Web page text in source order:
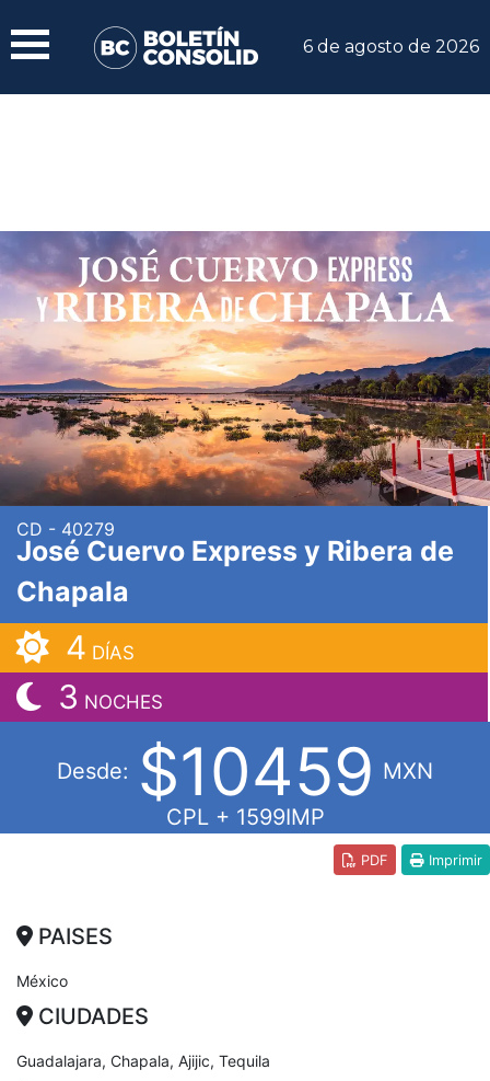
6 de agosto de 2026
CD - 40279
José Cuervo Express y Ribera de
Chapala
4 DÍAS
3 NOCHES
Desde: $10459 MXN
CPL + 1599IMP
Imprimir
PDF
PAISES
México
CIUDADES
Guadalajara, Chapala, Ajijic, Tequila